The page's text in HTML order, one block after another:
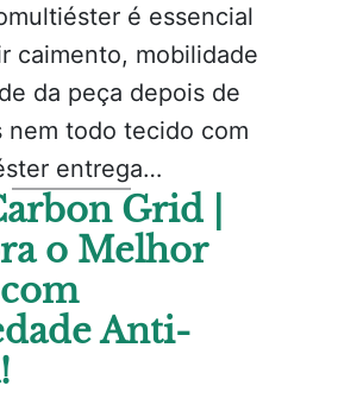
é essencial
caimento, mobilidade
da peça depois de
nem todo tecido com
entrega…
Grid |
o Melhor
Anti-